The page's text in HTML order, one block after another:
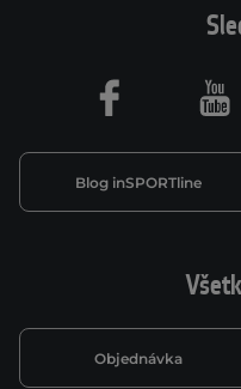
Objednávka
Blog inSPORTline
Facebook